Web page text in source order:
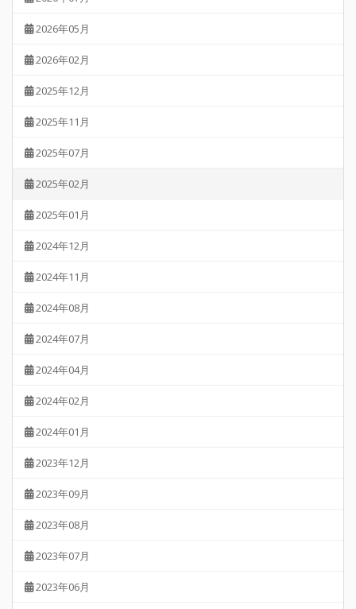
2026年05月
2026年02月
2025年12月
2025年11月
2025年07月
2025年02月
2025年01月
2024年12月
2024年11月
2024年08月
2024年07月
2024年04月
2024年02月
2024年01月
2023年12月
2023年09月
2023年08月
2023年07月
2023年06月